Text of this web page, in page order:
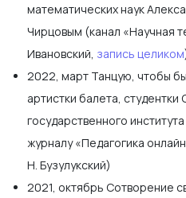
математических наук
Чирцовым (канал «Научная
Ивановский, запись целиком
2022, март Танцую, чтобы
артистки балета,
государственного
журналу «Педагогика
Н. Бузулукский)
2021, октябрь Сотворение